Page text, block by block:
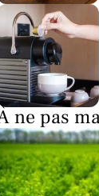
ne pas